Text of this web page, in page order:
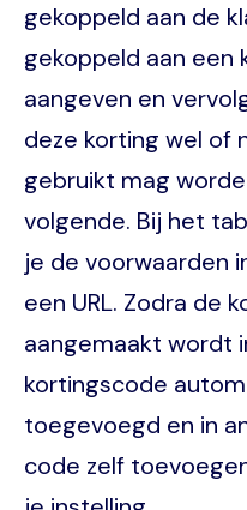
gekoppeld aan de
gekoppeld aan een
aangeven en
deze korting wel of
gebruikt mag
volgende. Bij het
je de voorwaarden
een URL. Zodra de
aangemaakt wordt
kortingscode
toegevoegd en in
code zelf